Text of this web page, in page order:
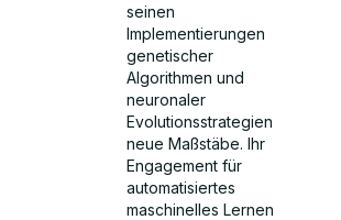
seinen
Implementierungen
genetischer
Algorithmen und
neuronaler
Evolutionsstrategien
neue Maßstäbe. Ihr
Engagement für
automatisiertes
maschinelles Lernen